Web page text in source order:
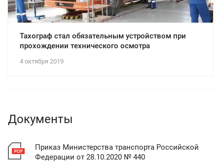
4 октября 2019
Тахограф стал обязательным устройством при
прохождении технического осмотра
Документы
Приказ Министерства транспорта Российской
Федерации от 28.10.2020 № 440